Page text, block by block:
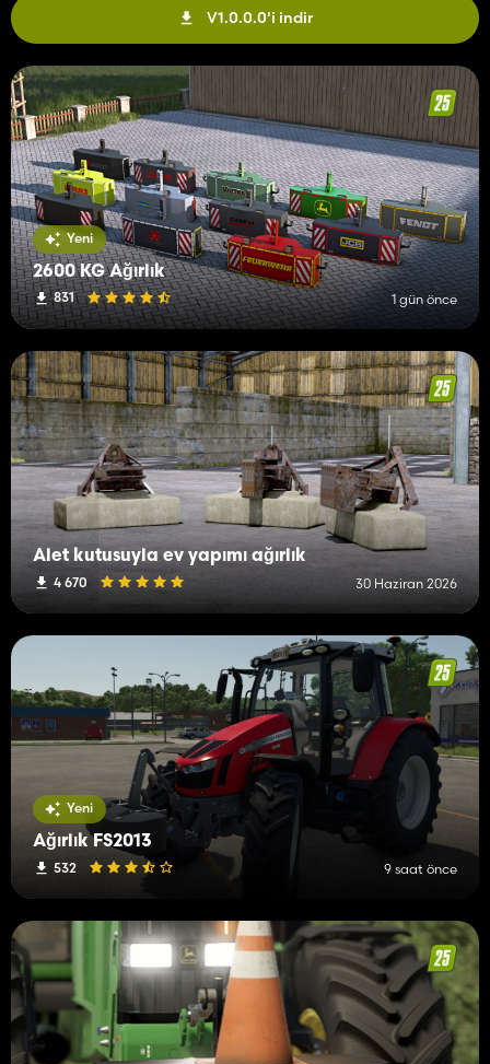
V1.0.0.0'i indir
Yeni
2600 KG Ağırlık
831 1 gün önce
Alet kutusuyla ev yapımı ağırlık
4 670 30 Haziran 2026
Yeni
Ağırlık FS2013
532 9 saat önce